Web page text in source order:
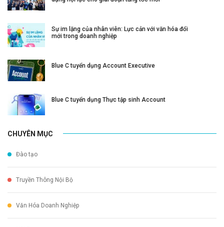
Sự im lặng của nhân viên: Lực cản với văn hóa đổi
mới trong doanh nghiệp
Blue C tuyển dụng Account Executive
Blue C tuyển dụng Thực tập sinh Account
CHUYÊN MỤC
Đào tạo
Truyền Thông Nội Bộ
Văn Hóa Doanh Nghiệp